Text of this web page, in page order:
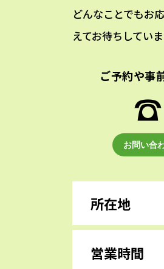
どんなことでもお
えてお待ちしていま
ご予約や事
お問い合
所在地
営業時間